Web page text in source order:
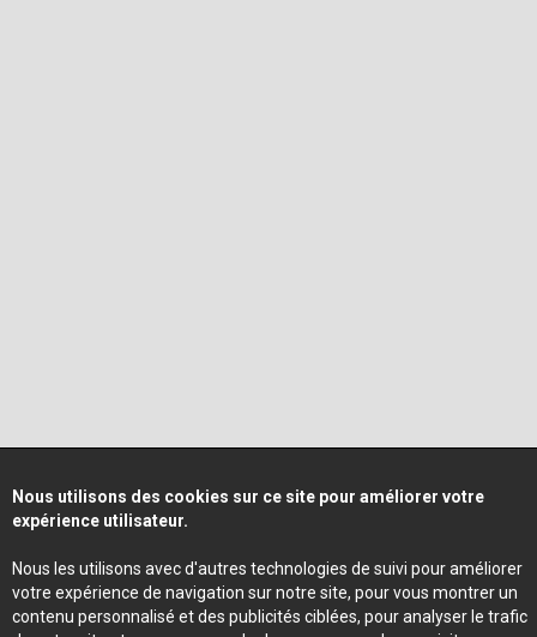
Nous utilisons des cookies sur ce site pour améliorer votre
expérience utilisateur.
Nous les utilisons avec d'autres technologies de suivi pour améliorer
votre expérience de navigation sur notre site, pour vous montrer un
contenu personnalisé et des publicités ciblées, pour analyser le trafic